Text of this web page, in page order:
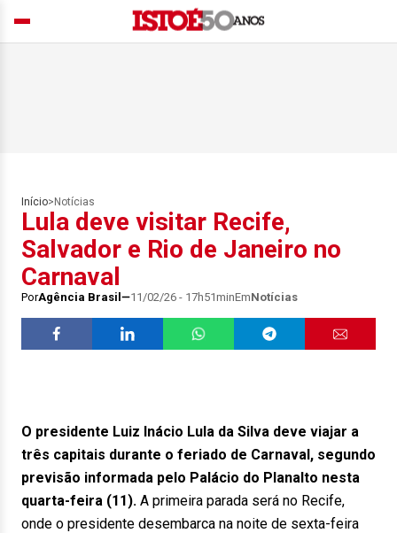
Início> Notícias
Lula deve visitar Recife,
Salvador e Rio de Janeiro no
Carnaval
PorAgência Brasil 11/02/26 - 17h51minEmNotícias
O presidente Luiz Inácio Lula da Silva deve viajar a
três capitais durante o feriado de Carnaval, segundo
previsão informada pelo Palácio do Planalto nesta
quarta-feira (11). A primeira parada será no Recife,
onde o presidente desembarca na noite de sexta-feira